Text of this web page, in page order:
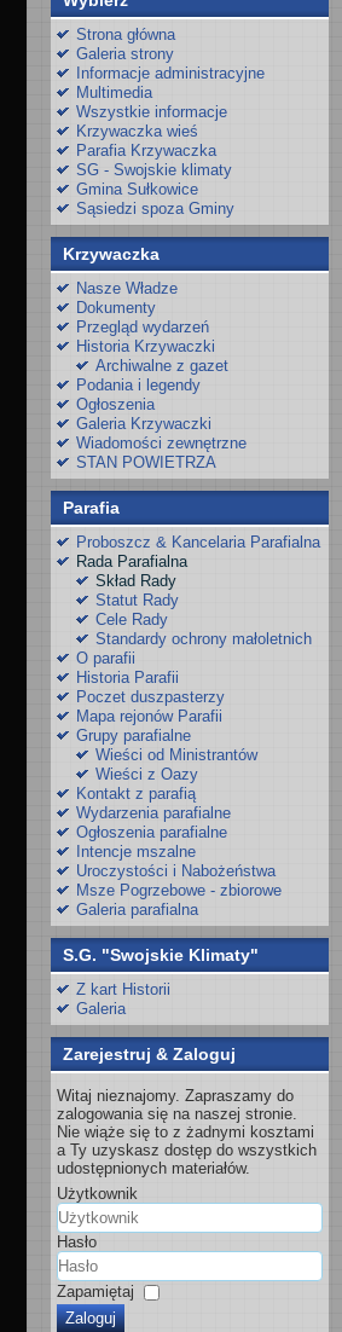
Strona główna
Galeria strony
Informacje administracyjne
Multimedia
Wszystkie informacje
Krzywaczka wieś
Parafia Krzywaczka
SG - Swojskie klimaty
Gmina Sułkowice
Sąsiedzi spoza Gminy
Krzywaczka
Nasze Władze
Dokumenty
Przegląd wydarzeń
Historia Krzywaczki
Archiwalne z gazet
Podania i legendy
Ogłoszenia
Galeria Krzywaczki
Wiadomości zewnętrzne
STAN POWIETRZA
Parafia
Proboszcz & Kancelaria Parafialna
Rada Parafialna
Skład Rady
Statut Rady
Cele Rady
Standardy ochrony małoletnich
O parafii
Historia Parafii
Poczet duszpasterzy
Mapa rejonów Parafii
Grupy parafialne
Wieści od Ministrantów
Wieści z Oazy
Kontakt z parafią
Wydarzenia parafialne
Ogłoszenia parafialne
Intencje mszalne
Uroczystości i Nabożeństwa
Msze Pogrzebowe - zbiorowe
Galeria parafialna
S.G. "Swojskie Klimaty"
Z kart Historii
Galeria
Zarejestruj & Zaloguj
Witaj nieznajomy. Zapraszamy do
zalogowania się na naszej stronie.
Nie wiąże się to z żadnymi kosztami
a Ty uzyskasz dostęp do wszystkich
udostępnionych materiałów.
Użytkownik
Hasło
Zapamiętaj
Zaloguj